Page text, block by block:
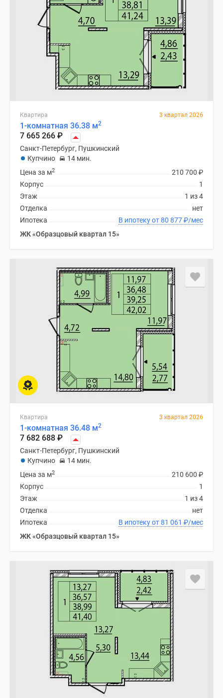
Квартира 3 квартал 2026
1-комнатная 36.38 м2
7 665 266 ₽
Санкт-Петербург, Пушкинский
Купчино
14 мин.
210 700 ₽
Цена за м2
1
Корпус
1 из 4
Этаж
нет
Отделка
В ипотеку от 80 877₽/мес
Ипотека
ЖК «Образцовый квартал 15»
Квартира 3 квартал 2026
1-комнатная 36.48 м2
7 682 688 ₽
Санкт-Петербург, Пушкинский
Купчино
14 мин.
210 600 ₽
Цена за м2
1
Корпус
1 из 4
Этаж
нет
Отделка
В ипотеку от 81 061 ₽/мес
Ипотека
ЖК «Образцовый квартал 15»